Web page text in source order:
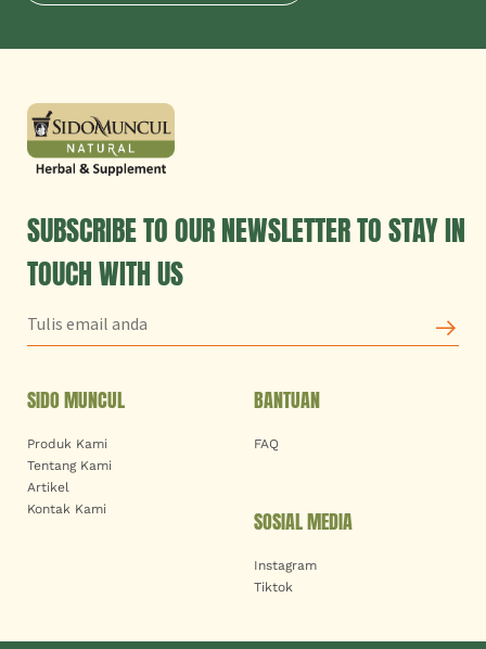
SUBSCRIBE TO OUR NEWSLETTER TO STAY IN
TOUCH WITH US
SIDO MUNCUL
Produk Kami
Tentang Kami
Artikel
Kontak Kami
BANTUAN
FAQ
SOSIAL MEDIA
Instagram
Tiktok